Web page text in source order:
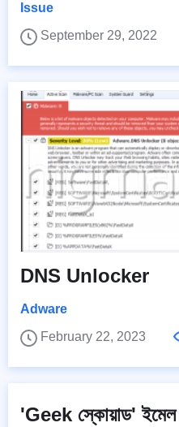
Issue
September 29, 2022
DNS Unlocker
Adware
February 22, 2023
'Geek স্কোয়াড' ইমেল